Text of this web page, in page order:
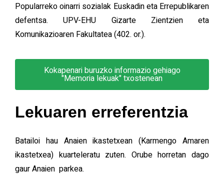
Popularreko oinarri sozialak Euskadin eta Errepublikaren
defentsa. UPV-EHU Gizarte Zientzien eta
Komunikazioaren Fakultatea (402. or.).
Kokapenari buruzko informazio gehiago
"Memoria lekuak" txostenean
Lekuaren erreferentzia
Batailoi hau Anaien ikastetxean (Karmengo Amaren
ikastetxea) kuarteleratu zuten. Orube horretan dago
gaur Anaien parkea.